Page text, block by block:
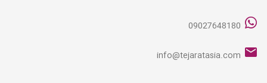
09027648180
info@tejaratasia.com